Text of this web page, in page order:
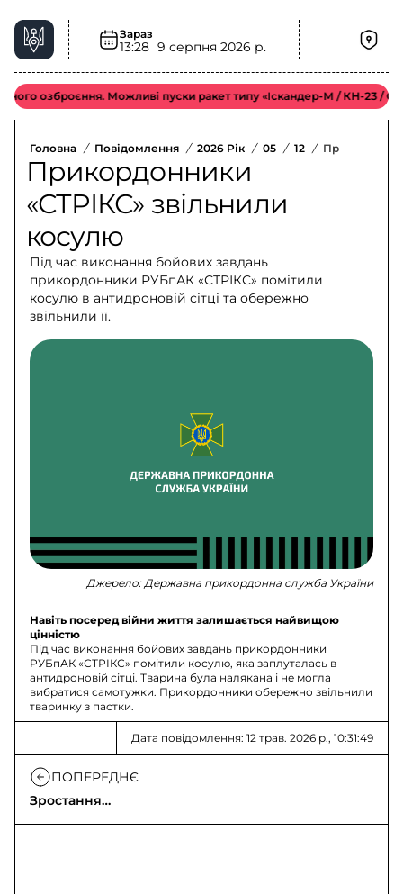
Зараз
13:28 9 серпня 2026 р.
озброєння. Можливі пуски ракет типу «Іскандер-М / КН-23 / С-
Головна / Повідомлення / 2026 Рік / 05 / 12 /
Прикордонники
«СТРІКС» звільнили
косулю
Під час виконання бойових завдань
прикордонники РУБпАК «СТРІКС» помітили
косулю в антидроновій сітці та обережно
звільнили її.
Джерело: Державна прикордонна служба України
Навіть посеред війни життя залишається найвищою
цінністю
Під час виконання бойових завдань прикордонники
РУБпАК «СТРІКС» помітили косулю, яка заплуталась в
антидроновій сітці. Тварина була налякана і не могла
вибратися самотужки. Прикордонники обережно звільнили
тваринку з пастки.
Дата повідомлення: 12 трав. 2026 р., 10:31:49
ПОПЕРЕДНЄ
Зростання
споживання,